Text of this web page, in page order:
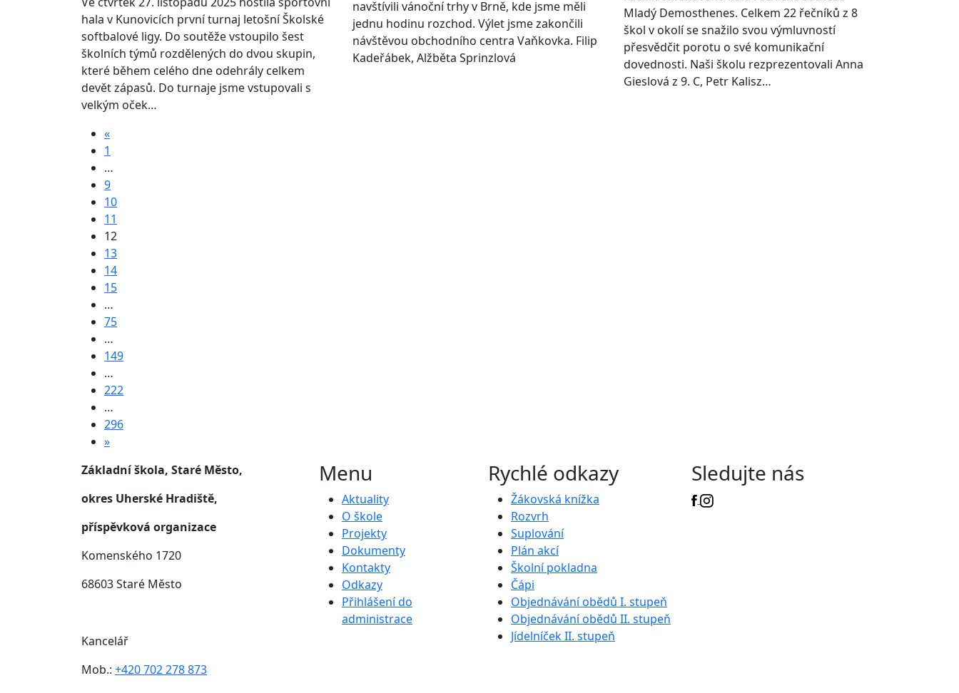
hala v Kunovicích první turnaj letošní Školské
softbalové ligy. Do soutěže vstoupilo šest
školních týmů rozdělených do dvou skupin,
které během celého dne odehrály celkem
devět zápasů. Do turnaje jsme vstupovali s
velkým oček…
navštívili vánoční trhy v Brně, kde jsme měli
jednu hodinu rozchod. Výlet jsme zakončili
návštěvou obchodního centra Vaňkovka. Filip
Kadeřábek, Alžběta Sprinzlová
Mladý Demosthenes. Celkem 22 řečníků z 8
škol v okolí se snažilo svou výmluvností
přesvědčit porotu o své komunikační
dovednosti. Naši školu rezprezentovali Anna
Gieslová z 9. C, Petr Kalisz…
«
1
…
9
10
11
12
13
14
15
…
75
…
149
…
222
…
296
»
Základní škola, Staré Město,
okres Uherské Hradiště,
příspěvková organizace
Komenského 1720
68603 Staré Město
Kancelář
Mob.: +420 702 278 873
Menu
Aktuality
O škole
Projekty
Dokumenty
Kontakty
Odkazy
Přihlášení do
administrace
Rychlé odkazy
Žákovská knížka
Rozvrh
Suplování
Plán akcí
Školní pokladna
Čápi
Objednávání obědů I. stupeň
Objednávání obědů II. stupeň
Jídelníček II. stupeň
Sledujte nás